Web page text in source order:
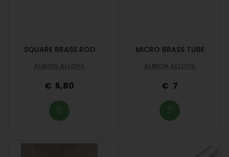
SQUARE BRASS ROD
ALBION ALLOYS
5,80
MICRO BRASS TUBE
ALBION ALLOYS
7